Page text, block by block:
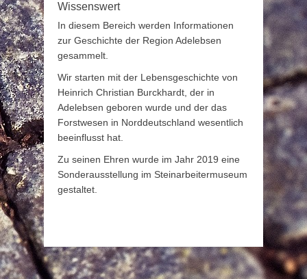
Wissenswert
In diesem Bereich werden Informationen
zur Geschichte der Region Adelebsen
gesammelt.
Wir starten mit der Lebensgeschichte von
Heinrich Christian Burckhardt, der in
Adelebsen geboren wurde und der das
Forstwesen in Norddeutschland wesentlich
beeinflusst hat.
Zu seinen Ehren wurde im Jahr 2019 eine
Sonderausstellung im Steinarbeitermuseum
gestaltet.